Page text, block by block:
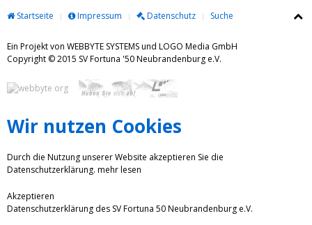
Startseite Impressum Datenschutz Suche
Ein Projekt von WEBBYTE SYSTEMS und LOGO Media GmbH
Copyright © 2015 SV Fortuna '50 Neubrandenburg e.V.
Wir nutzen Cookies
Durch die Nutzung unserer Website akzeptieren Sie die
Datenschutzerklärung. mehr lesen
Akzeptieren
Datenschutzerklärung des SV Fortuna 50 Neubrandenburg e.V.